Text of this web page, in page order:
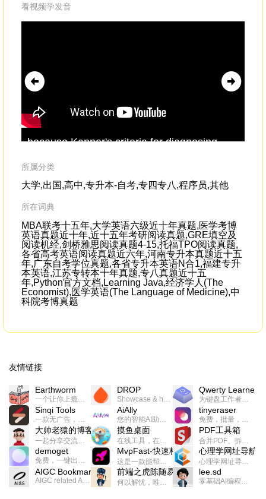
看视频学发音
because Kanner's criteria for diagnosing
example, he discouraged giving the
diagnosis to children who had seizures
所属分类
大学,出国,高中,专升本-自考,专四专八,程序员,其他
所在词典
MBA联考十五年,大学英语六级近十年真题,医学考博
英语真题近十年,近十五年考研阅读真题,GRE填空及
阅读机经,剑桥雅思阅读真题4-15,托福TPO阅读真题,
各省高考英语阅读真题近六年,河南专升本真题近十五
年,广东自考学位真题,各省专升本英语N合1,福建专升
本英语,江苏专转本十年真题,专八真题近十五
年,Python官方文档,Learning Java,经济学人(The
Economist),医学英语(The Language of Medicine),中
科院考博真题
友情链接
Earthworm DROP Qwerty Learner
为键盘工作者设计的单词与肌肉记忆锻炼软件
Sinqi Tools AiAlly tinyeraser
大帅老猿的博客 摸鱼桌面 PDF工具箱
合并PDF、拆分PDF、旋转PDF、裁剪PDF、转换PDF、加密PDF、解密PDF、PDF加水印等多种PDF处理功能
demoget MvpFast-快速构建网站应用
这是一款能帮助你快速构建个人网站的应用，使用最新的前端技术栈，集成登录、鉴权、手机、邮箱、数据库、博客、文章、支付等等网站所需要的功能，你只需要花几个小时开发你的核心功能就可以上线，一次购买，永久拥有
心理学网址导航
AIGC Bookmarks 前端之虎陈随易 lee.sd